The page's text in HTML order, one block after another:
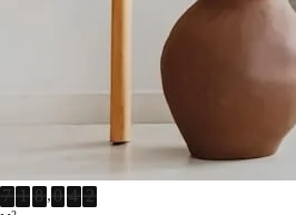
7 1 8,0 4 2